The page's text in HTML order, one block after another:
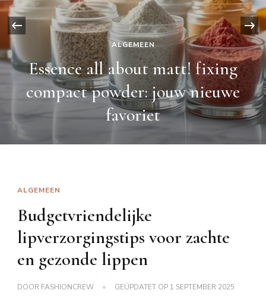
ALGEMEEN
Essence poeders: jouw geheime
wapen voor een vlekkeloze look
‹
ALGEMEEN
Budgetvriendelijke
lipverzorgingstips voor zachte
en gezonde lippen
DOOR FASHIONCREW GEÜPDATET OP 1 SEPTEMBER 2025